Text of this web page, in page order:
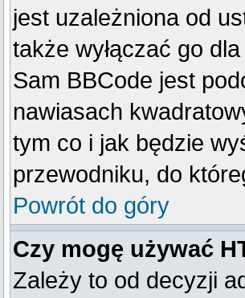
jest uzależniona od
także wyłączać go
Sam BBCode jest
nawiasach
tym co i jak będzie
przewodniku, do
Powrót do góry
Czy mogę używać
Zależy to od decyzji